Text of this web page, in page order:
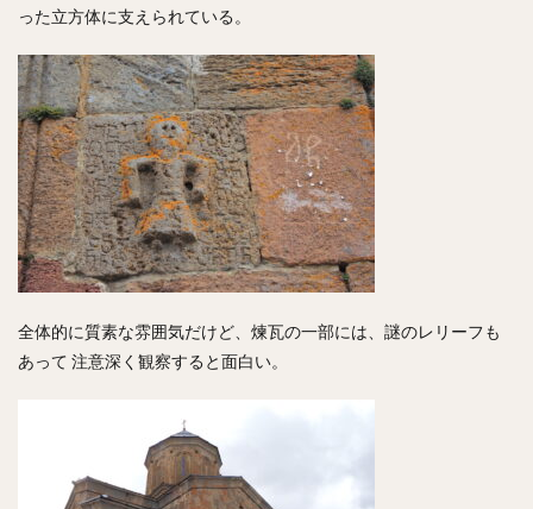
った立方体に支えられている。
全体的に質素な雰囲気だけど、煉瓦の一部には、謎のレリーフも
あって 注意深く観察すると面白い。